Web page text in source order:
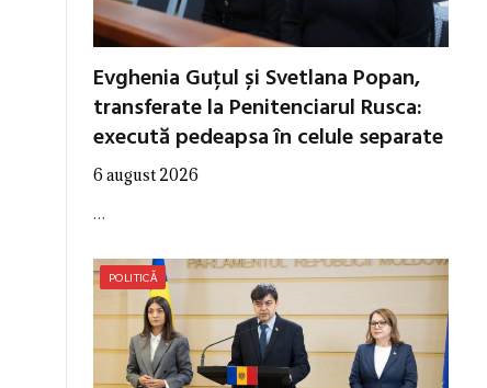
Evghenia Guțul și Svetlana Popan,
transferate la Penitenciarul Rusca:
execută pedeapsa în celule separate
6 august 2026
…
POLITICĂ